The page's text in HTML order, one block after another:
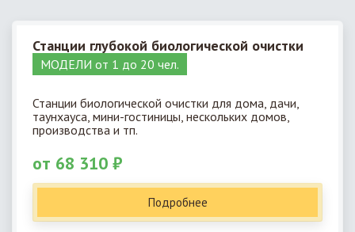
Станции глубокой биологической очистки
МОДЕЛИ от 1 до 20 чел.
Станции биологической очистки для дома, дачи,
таунхауса, мини-гостиницы, нескольких домов,
производства и тп.
от 68 310 ₽
Подробнее